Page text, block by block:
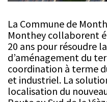
La Commune de
Monthey collaborent
20 ans pour résoudre
d’aménagement du
coordination à terme
et industriel. La
localisation du